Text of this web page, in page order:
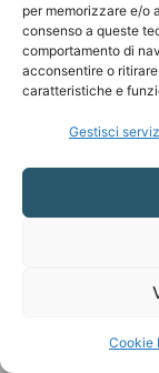
per memorizzare e/o
consenso a queste
comportamento di
acconsentire o
caratteristiche e
Gestisci
Cookie